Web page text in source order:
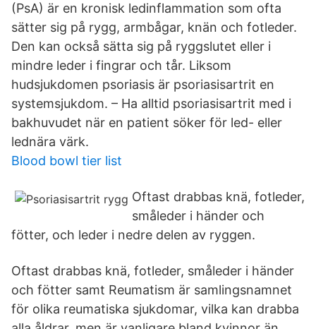
(PsA) är en kronisk ledinflammation som ofta
sätter sig på rygg, armbågar, knän och fotleder.
Den kan också sätta sig på ryggslutet eller i
mindre leder i fingrar och tår. Liksom
hudsjukdomen psoriasis är psoriasisartrit en
systemsjukdom. – Ha alltid psoriasisartrit med i
bakhuvudet när en patient söker för led- eller
lednära värk.
Blood bowl tier list
Oftast drabbas knä, fotleder,
småleder i händer och
fötter, och leder i nedre delen av ryggen.
Oftast drabbas knä, fotleder, småleder i händer
och fötter samt Reumatism är samlingsnamnet
för olika reumatiska sjukdomar, vilka kan drabba